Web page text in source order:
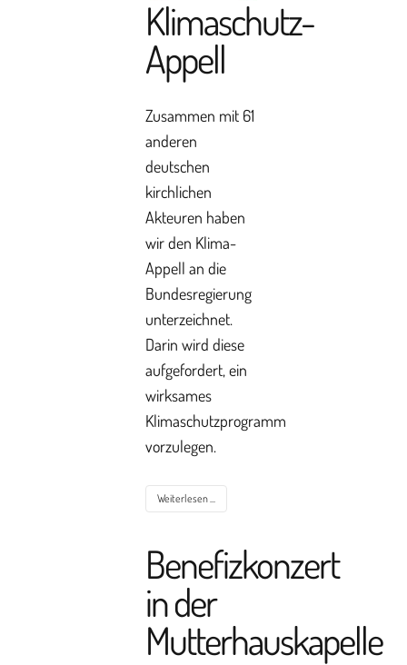
Klimaschutz-
Appell
Zusammen mit 61
anderen
deutschen
kirchlichen
Akteuren haben
wir den Klima-
Appell an die
Bundesregierung
unterzeichnet.
Darin wird diese
aufgefordert, ein
wirksames
Klimaschutzprogramm
vorzulegen.
Weiterlesen ...
Benefizkonzert
in der
Mutterhauskapelle